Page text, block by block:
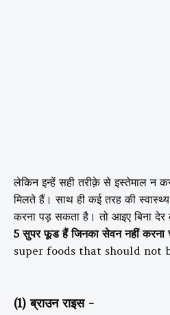
लेकिन इन्हें सही तरीक़े से इस्तेमाल न
मिलते हैं। साथ ही कई तरह की स्वास्थ्य
करना पड़ सकता है। तो आइए बिना
5 सुपर फूड हैं जिनका सेवन नहीं करना
super foods that should not
(1) ब्राउन राइस -